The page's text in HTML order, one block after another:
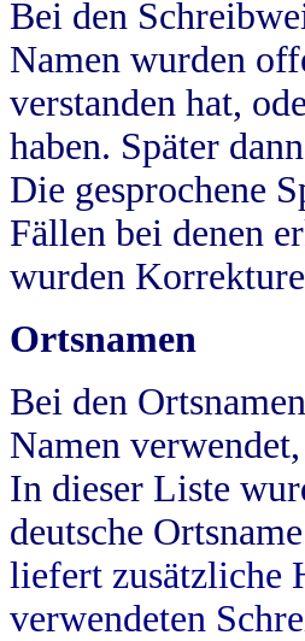
Bei den
Namen wurden
verstanden hat,
haben. Später
Die gesprochene
Fällen bei denen
wurden
Ortsnamen
Bei den
Namen
In dieser Liste
deutsche
liefert zusätzliche
verwendeten